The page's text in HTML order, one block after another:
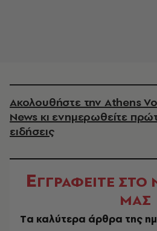
Ακολουθήστε την Athens
News κι ενημερωθείτε
ειδήσεις
ΕΓΓΡΑΦΕΙΤΕ ΣΤΟ
ΜΑΣ
Tα καλύτερα άρθρα της